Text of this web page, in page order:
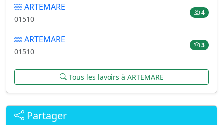
ARTEMARE
01510
4
ARTEMARE
01510
3
Tous les lavoirs à ARTEMARE
Partager